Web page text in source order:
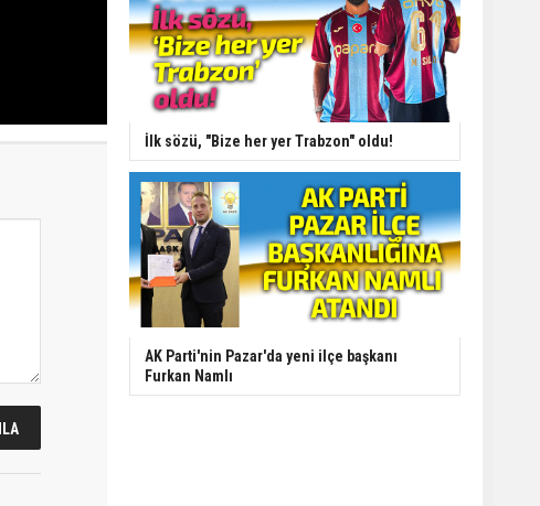
İlk sözü, "Bize her yer Trabzon" oldu!
AK Parti'nin Pazar'da yeni ilçe başkanı
Furkan Namlı